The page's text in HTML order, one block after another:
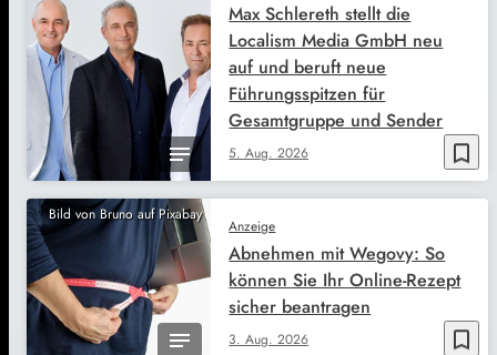
bookmark_border
5. Aug. 2026
Max Schlereth stellt die
Localism Media GmbH neu
auf und beruft neue
Führungsspitzen für
Gesamtgruppe und Sender
Bild von Bruno auf Pixabay
bookmark_border
Anzeige
3. Aug. 2026
Abnehmen mit Wegovy: So
können Sie Ihr Online-Rezept
sicher beantragen